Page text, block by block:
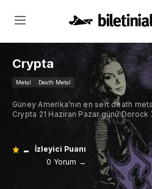
Crypta
Metal Death Metal
Güney Amerika’nın en sert death
Crypta 21 Haziran Pazar günü Dorock
-
İzleyici Puanı
0 Yorum →